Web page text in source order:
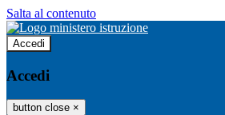
Salta al contenuto
Accedi
Accedi
button close ×